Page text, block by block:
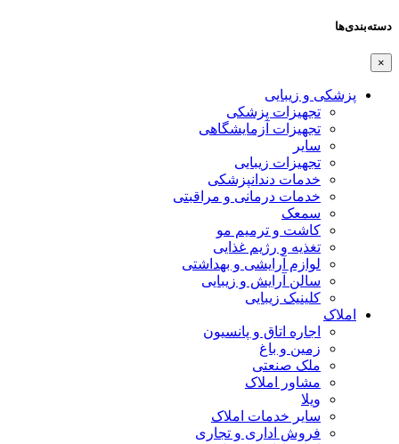
دسته‌بندی‌ها
×
پزشکی و زیبایی
تجهیزات پزشکی
تجهیزات آزمایشگاهی
سایر
تجهیزات زیبایی
خدمات دندانپزشکی
خدمات درمانی و مراقبتی
سمعک
کاشت و ترمیم مو
تغذیه و رژیم غذایی
لوازم آرایشی و بهداشتی
سالن آرایش و زیبایی
کلینیک زیبایی
املاک
اجاره اتاق و پانسیون
زمین و باغ
ملک صنعتی
مشاور املاک
ویلا
سایر خدمات املاک
فروش اداری و تجاری